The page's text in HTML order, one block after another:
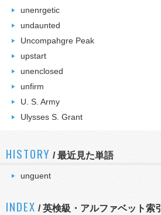
unenrgetic
undaunted
Uncompahgre Peak
upstart
unenclosed
unfirm
U. S. Army
Ulysses S. Grant
HISTORY /最近見た単語
unguent
INDEX / 英検級・アルファベット索引